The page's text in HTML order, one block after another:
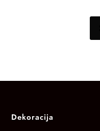
Dekoracija